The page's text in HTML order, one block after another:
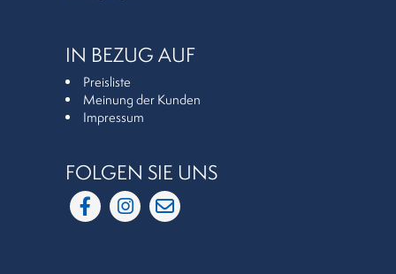
IN BEZUG AUF
Preisliste
Meinung der Kunden
Impressum
FOLGEN SIE UNS